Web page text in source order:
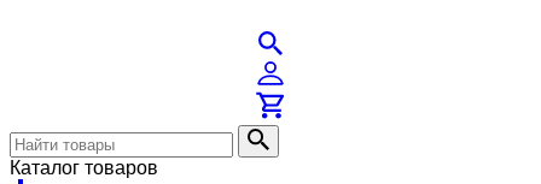
Каталог товаров